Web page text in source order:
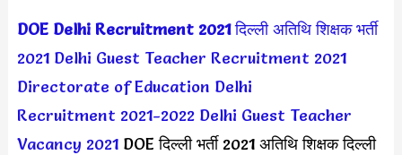
DOE Delhi Recruitment 2021 दिल्ली अतिथि शिक्षक भर्ती
2021 Delhi Guest Teacher Recruitment 2021
Directorate of Education Delhi
Recruitment 2021-2022 Delhi Guest Teacher
Vacancy 2021DOE दिल्ली भर्ती 2021 अतिथि शिक्षक दिल्ली